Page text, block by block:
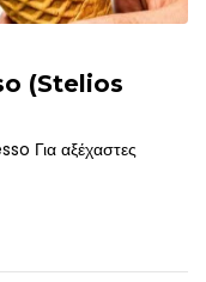
(Stelios
Για αξέχαστες